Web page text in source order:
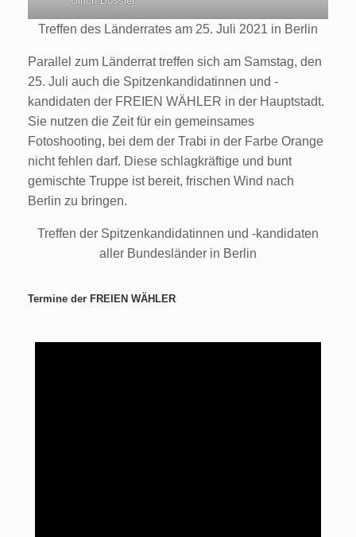
Treffen des Länderrates am 25. Juli 2021 in Berlin
Parallel zum Länderrat treffen sich am Samstag, den
25. Juli auch die Spitzenkandidatinnen und -
kandidaten der FREIEN WÄHLER in der Hauptstadt.
Sie nutzen die Zeit für ein gemeinsames
Fotoshooting, bei dem der Trabi in der Farbe Orange
nicht fehlen darf. Diese schlagkräftige und bunt
gemischte Truppe ist bereit, frischen Wind nach
Berlin zu bringen.
Treffen der Spitzenkandidatinnen und -kandidaten
aller Bundesländer in Berlin
Termine der FREIEN WÄHLER